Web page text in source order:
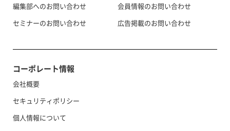
編集部へのお問い合わせ
セミナーのお問い合わせ
会員情報のお問い合わせ
広告掲載のお問い合わせ
コーポレート情報
会社概要
セキュリティポリシー
個人情報について